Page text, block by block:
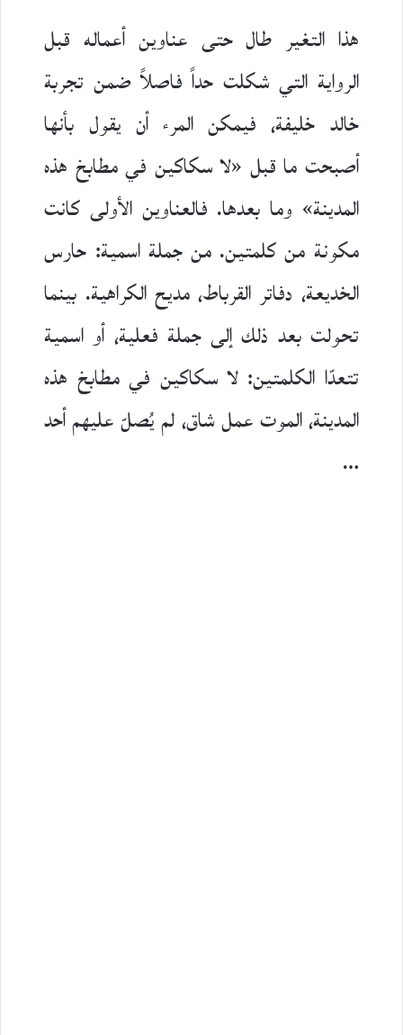
هذا التغير طال حتى عناوين أعماله قبل
الرواية التي شكلت حداً فاصلاً ضمن تجربة
خالد خليفة، فيمكن المرء أن يقول بأنها
أصبحت ما قبل «لا سكاكين في مطابخ هذه
المدينة» وما بعدها. فالعناوين الأولى كانت
مكونة من كلمتين. من جملة اسمية: حارس
الخديعة، دفاتر القرباط، مديح الكراهية. بينما
تحولت بعد ذلك إلى جملة فعلية، أو اسمية
تتعدّا الكلمتين: لا سكاكين في مطابخ هذه
المدينة، الموت عمل شاق، لم يُصلّ عليهم أحد
…